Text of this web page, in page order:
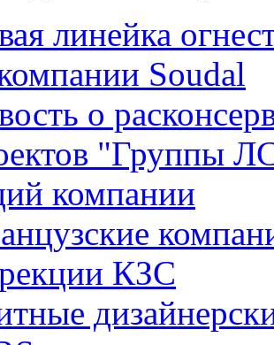
линейка
Soudal
о
"Группы
компании
КЗС